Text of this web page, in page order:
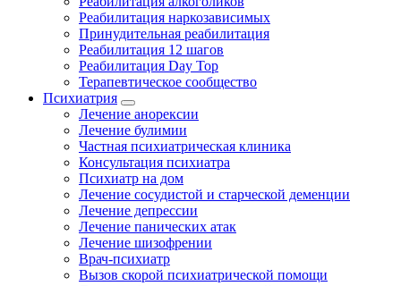
Реабилитация наркозависимых
Принудительная реабилитация
Реабилитация 12 шагов
Реабилитация Day Top
Терапевтическое сообщество
Психиатрия
Лечение анорексии
Лечение булимии
Частная психиатрическая клиника
Консультация психиатра
Психиатр на дом
Лечение сосудистой и старческой деменции
Лечение депрессии
Лечение панических атак
Лечение шизофрении
Врач-психиатр
Вызов скорой психиатрической помощи